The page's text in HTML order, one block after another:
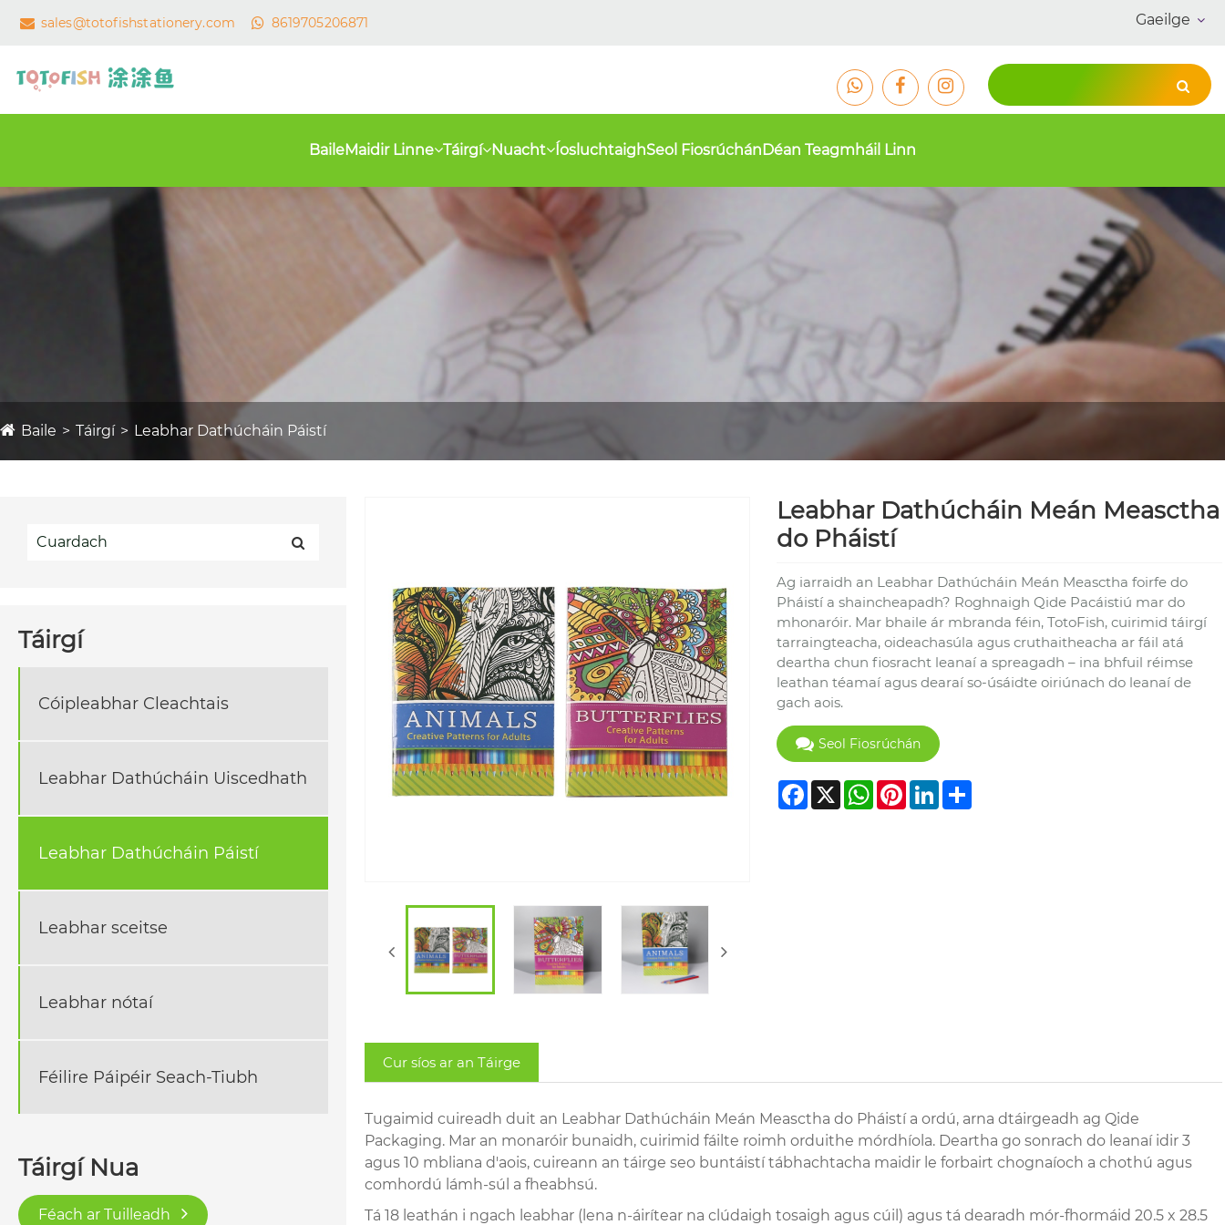
Gaeilge
sales@totofishstationery.com 8619705206871
BaileMaidir Linne Táirgí Nuacht ÍosluchtaighSeol FiosrúchánDéan Teagmháil Linn
Baile Táirgí Leabhar Dathúcháin Páistí
Táirgí
Cóipleabhar Cleachtais
Leabhar Dathúcháin Uiscedhath
Leabhar Dathúcháin Páistí
Leabhar sceitse
Leabhar nótaí
Féilire Páipéir Seach-Tiubh
Táirgí Nua
Féach ar Tuilleadh
Leabhar Dathúcháin Meán Measctha
do Pháistí
Ag iarraidh an Leabhar Dathúcháin Meán Measctha foirfe do
Pháistí a shaincheapadh? Roghnaigh Qide Pacáistiú mar do
mhonaróir. Mar bhaile ár mbranda féin, TotoFish, cuirimid táirgí
tarraingteacha, oideachasúla agus cruthaitheacha ar fáil atá
deartha chun fiosracht leanaí a spreagadh – ina bhfuil réimse
leathan téamaí agus dearaí so-úsáidte oiriúnach do leanaí de
gach aois.
Seol Fiosrúchán
Facebook
X WhatsApp
PinterestLinkedIn
Share
Cur síos ar an Táirge
Tugaimid cuireadh duit an Leabhar Dathúcháin Meán Measctha do Pháistí a ordú, arna dtáirgeadh ag Qide
Packaging. Mar an monaróir bunaidh, cuirimid fáilte roimh orduithe mórdhíola. Deartha go sonrach do leanaí idir 3
agus 10 mbliana d'aois, cuireann an táirge seo buntáistí tábhachtacha maidir le forbairt chognaíoch a chothú agus
comhordú lámh-súl a fheabhsú.
Tá 18 leathán i ngach leabhar (lena n-áirítear na clúdaigh tosaigh agus cúil) agus tá dearadh mór-fhormáid 20.5 x 28.5